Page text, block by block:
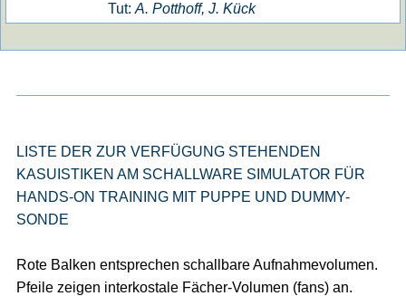
Tut: A. Potthoff, J. Kück
LISTE DER ZUR VERFÜGUNG STEHENDEN
KASUISTIKEN AM SCHALLWARE SIMULATOR FÜR
HANDS-ON TRAINING MIT PUPPE UND DUMMY-
SONDE
Rote Balken entsprechen schallbare Aufnahmevolumen.
Pfeile zeigen interkostale Fächer-Volumen (fans) an.